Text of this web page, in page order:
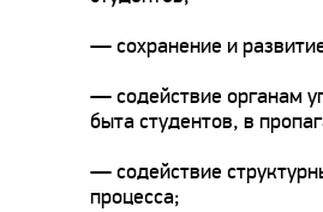
— сохранение и
— содействие органам
быта студентов, в
— содействие
процесса;